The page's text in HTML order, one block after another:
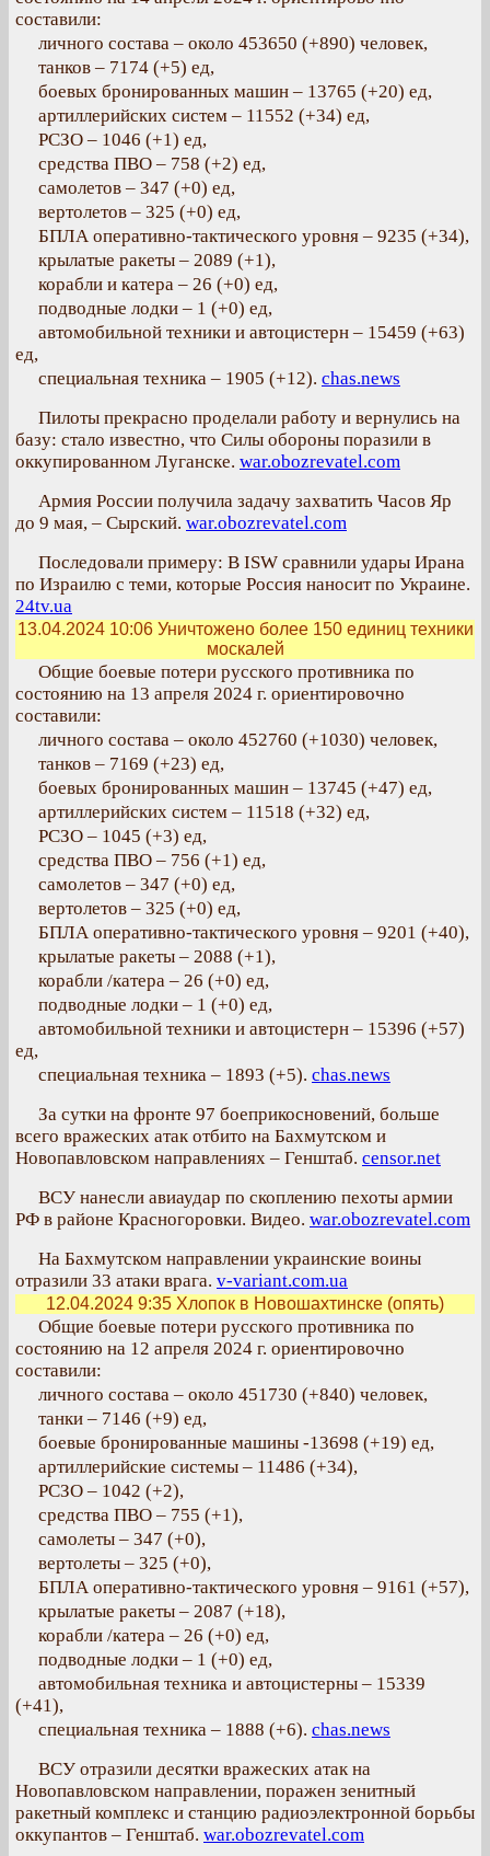
составили:
личного состава – около 453650 (+890) человек,
танков – 7174 (+5) ед,
боевых бронированных машин – 13765 (+20) ед,
артиллерийских систем – 11552 (+34) ед,
РСЗО – 1046 (+1) ед,
средства ПВО – 758 (+2) ед,
самолетов – 347 (+0) ед,
вертолетов – 325 (+0) ед,
БПЛА оперативно-тактического уровня – 9235 (+34),
крылатые ракеты – 2089 (+1),
корабли и катера – 26 (+0) ед,
подводные лодки – 1 (+0) ед,
автомобильной техники и автоцистерн – 15459 (+63)
ед,
специальная техника – 1905 (+12). chas.news
Пилоты прекрасно проделали работу и вернулись на
базу: стало известно, что Силы обороны поразили в
оккупированном Луганске. war.obozrevatel.com
Армия России получила задачу захватить Часов Яр
до 9 мая, – Сырский. war.obozrevatel.com
Последовали примеру: В ISW сравнили удары Ирана
по Израилю с теми, которые Россия наносит по Украине.
24tv.ua
13.04.2024 10:06Уничтожено более 150 единиц техники
москалей
Общие боевые потери русского противника по
состоянию на 13 апреля 2024 г. ориентировочно
составили:
личного состава – около 452760 (+1030) человек,
танков – 7169 (+23) ед,
боевых бронированных машин – 13745 (+47) ед,
артиллерийских систем – 11518 (+32) ед,
РСЗО – 1045 (+3) ед,
средства ПВО – 756 (+1) ед,
самолетов – 347 (+0) ед,
вертолетов – 325 (+0) ед,
БПЛА оперативно-тактического уровня – 9201 (+40),
крылатые ракеты – 2088 (+1),
корабли /катера – 26 (+0) ед,
подводные лодки – 1 (+0) ед,
автомобильной техники и автоцистерн – 15396 (+57)
ед,
специальная техника – 1893 (+5). chas.news
За сутки на фронте 97 боеприкосновений, больше
всего вражеских атак отбито на Бахмутском и
Новопавловском направлениях – Генштаб. censor.net
ВСУ нанесли авиаудар по скоплению пехоты армии
РФ в районе Красногоровки. Видео. war.obozrevatel.com
На Бахмутском направлении украинские воины
отразили 33 атаки врага. v-variant.com.ua
12.04.2024 9:35 Хлопок в Новошахтинске (опять)
Общие боевые потери русского противника по
состоянию на 12 апреля 2024 г. ориентировочно
составили:
личного состава – около 451730 (+840) человек,
танки – 7146 (+9) ед,
боевые бронированные машины -13698 (+19) ед,
артиллерийские системы – 11486 (+34),
РСЗО – 1042 (+2),
средства ПВО – 755 (+1),
самолеты – 347 (+0),
вертолеты – 325 (+0),
БПЛА оперативно-тактического уровня – 9161 (+57),
крылатые ракеты – 2087 (+18),
корабли /катера – 26 (+0) ед,
подводные лодки – 1 (+0) ед,
автомобильная техника и автоцистерны – 15339
(+41),
специальная техника – 1888 (+6). chas.news
ВСУ отразили десятки вражеских атак на
Новопавловском направлении, поражен зенитный
ракетный комплекс и станцию радиоэлектронной борьбы
оккупантов – Генштаб. war.obozrevatel.com